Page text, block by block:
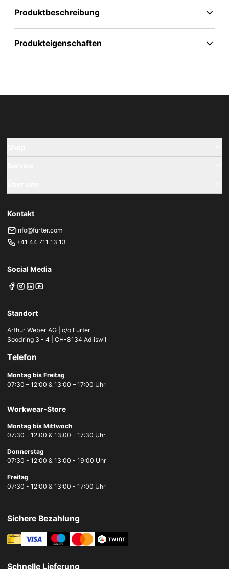
Produktbeschreibung
Produkteigenschaften
Kontakt
info@furter.com
+41 44 711 13 13
Social Media
Standort
Arthur Weber AG | c/o Furter
Soodring 3 - 4 | CH-8134 Adliswil
Telefon
Montag bis Freitag
07:30 – 12:00 & 13:00 – 17:00 Uhr
Workwear-Store
Montag bis Mittwoch
07:30 - 12:00 & 13:00 - 17:30 Uhr
Donnerstag
07:30 - 12:00 & 13:00 - 19:00 Uhr
Freitag
07:30 - 12:00 & 13:00 - 17:00 Uhr
Sichere Bezahlung
Schnelle Lieferung